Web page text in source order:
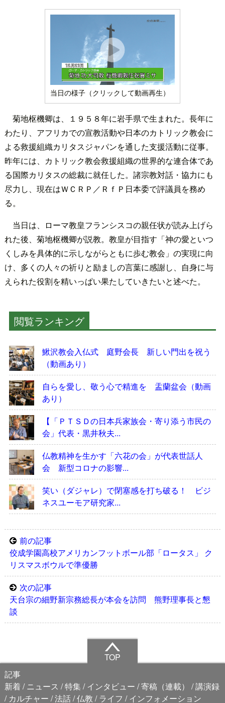
当日の様子（クリックして動画再生）
菊地枢機卿は、１９５８年に岩手県で生まれた。長年に
わたり、アフリカでの宣教活動や日本のカトリック教会に
よる救援組織カリタスジャパンを通した支援活動に従事。
昨年には、カトリック教会救援組織の世界的な連合体であ
る国際カリタスの総裁に就任した。諸宗教対話・協力にも
尽力し、現在はＷＣＲＰ／ＲｆＰ日本委で評議員を務め
る。
当日は、ローマ教皇フランシスコの親任状が読み上げら
れた後、菊地枢機卿が説教。教皇が目指す「神の愛といつ
くしみを具体的に示しながらともに歩む教会」の実現に向
け、多くの人々の祈りと励ましの言葉に感謝し、自身に与
えられた役割を精いっぱい果たしていきたいと述べた。
閲覧ランキング
鰍沢教会入仏式 庭野会長 新しい門出を祝う
（動画あり）
自らを愛し、敬う心で精進を 盂蘭盆会（動画
あり）
【「ＰＴＳＤの日本兵家族会・寄り添う市民の
会」代表・黒井秋夫...
仏教精神を生かす「六花の会」が代表世話人
会 新型コロナの影響...
笑い（ダジャレ）で閉塞感を打ち破る！ ビジ
ネスユーモア研究家...
前の記事
佼成学園高校アメリカンフットボール部「ロータス」 ク
リスマスボウルで準優勝
次の記事
天台宗の細野新宗務総長が本会を訪問 熊野理事長と懇
談
TOP
記事
新着
ニュース 特集 インタビュー 寄稿（連載）
講演録
カルチャー 法話 仏教 ライフ インフォメーション